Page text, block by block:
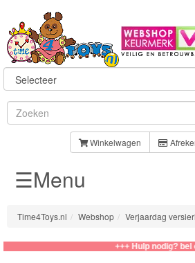
Winkelwagen
Sylvanian
Families
Aquabeads
Baby
Born
☰Menu
Time4Toys.nl Webshop Verjaardag
+++ Hulp nodig? bel of